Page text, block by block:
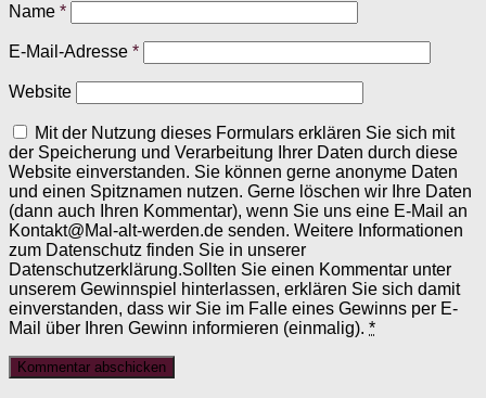
Name *
E-Mail-Adresse *
Website
Mit der Nutzung dieses Formulars erklären Sie sich mit
der Speicherung und Verarbeitung Ihrer Daten durch diese
Website einverstanden. Sie können gerne anonyme Daten
und einen Spitznamen nutzen. Gerne löschen wir Ihre Daten
(dann auch Ihren Kommentar), wenn Sie uns eine E-Mail an
Kontakt@Mal-alt-werden.de senden. Weitere Informationen
zum Datenschutz finden Sie in unserer
Datenschutzerklärung.Sollten Sie einen Kommentar unter
unserem Gewinnspiel hinterlassen, erklären Sie sich damit
einverstanden, dass wir Sie im Falle eines Gewinns per E-
Mail über Ihren Gewinn informieren (einmalig). *